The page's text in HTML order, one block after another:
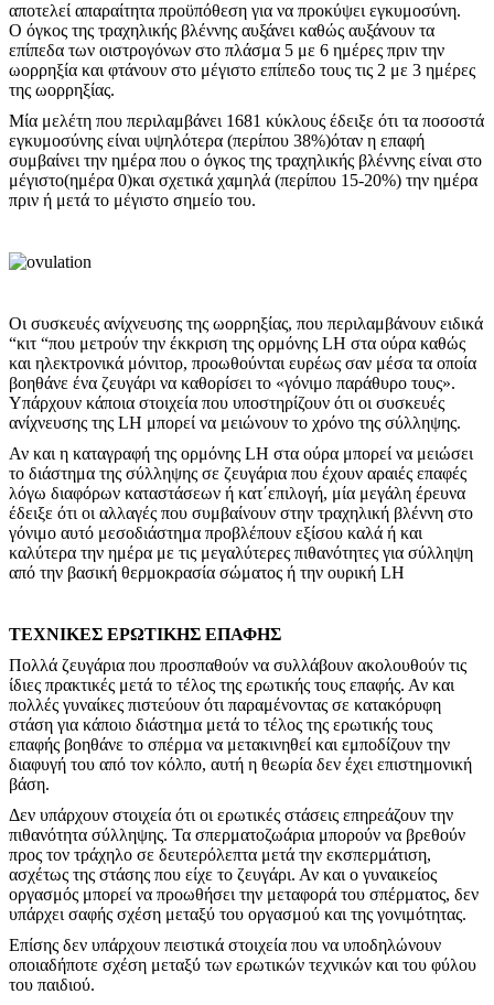
αποτελεί απαραίτητα προϋπόθεση για να προκύψει εγκυμοσύνη.
Ο όγκος της τραχηλικής βλέννης αυξάνει καθώς αυξάνουν τα
επίπεδα των οιστρογόνων στο πλάσμα 5 με 6 ημέρες πριν την
ωορρηξία και φτάνουν στο μέγιστο επίπεδο τους τις 2 με 3 ημέρες
της ωορρηξίας.
Μία μελέτη που περιλαμβάνει 1681 κύκλους έδειξε ότι τα ποσοστά
εγκυμοσύνης είναι υψηλότερα (περίπου 38%)όταν η επαφή
συμβαίνει την ημέρα που ο όγκος της τραχηλικής βλέννης είναι στο
μέγιστο(ημέρα 0)και σχετικά χαμηλά (περίπου 15-20%) την ημέρα
πριν ή μετά το μέγιστο σημείο του.
Οι συσκευές ανίχνευσης της ωορρηξίας, που περιλαμβάνουν ειδικά
“κιτ “που μετρούν την έκκριση της ορμόνης LH στα ούρα καθώς
και ηλεκτρονικά μόνιτορ, προωθούνται ευρέως σαν μέσα τα οποία
βοηθάνε ένα ζευγάρι να καθορίσει το «γόνιμο παράθυρο τους».
Υπάρχουν κάποια στοιχεία που υποστηρίζουν ότι οι συσκευές
ανίχνευσης της LH μπορεί να μειώνουν το χρόνο της σύλληψης.
Αν και η καταγραφή της ορμόνης LH στα ούρα μπορεί να μειώσει
το διάστημα της σύλληψης σε ζευγάρια που έχουν αραιές επαφές
λόγω διαφόρων καταστάσεων ή κατ΄επιλογή, μία μεγάλη έρευνα
έδειξε ότι οι αλλαγές που συμβαίνουν στην τραχηλική βλέννη στο
γόνιμο αυτό μεσοδιάστημα προβλέπουν εξίσου καλά ή και
καλύτερα την ημέρα με τις μεγαλύτερες πιθανότητες για σύλληψη
από την βασική θερμοκρασία σώματος ή την ουρική LH
ΤΕΧΝΙΚΕΣ ΕΡΩΤΙΚΗΣ ΕΠΑΦΗΣ
Πολλά ζευγάρια που προσπαθούν να συλλάβουν ακολουθούν τις
ίδιες πρακτικές μετά το τέλος της ερωτικής τους επαφής. Αν και
πολλές γυναίκες πιστεύουν ότι παραμένοντας σε κατακόρυφη
στάση για κάποιο διάστημα μετά το τέλος της ερωτικής τους
επαφής βοηθάνε το σπέρμα να μετακινηθεί και εμποδίζουν την
διαφυγή του από τον κόλπο, αυτή η θεωρία δεν έχει επιστημονική
βάση.
Δεν υπάρχουν στοιχεία ότι οι ερωτικές στάσεις επηρεάζουν την
πιθανότητα σύλληψης. Τα σπερματοζωάρια μπορούν να βρεθούν
προς τον τράχηλο σε δευτερόλεπτα μετά την εκσπερμάτιση,
ασχέτως της στάσης που είχε το ζευγάρι. Αν και ο γυναικείος
οργασμός μπορεί να προωθήσει την μεταφορά του σπέρματος, δεν
υπάρχει σαφής σχέση μεταξύ του οργασμού και της γονιμότητας.
Επίσης δεν υπάρχουν πειστικά στοιχεία που να υποδηλώνουν
οποιαδήποτε σχέση μεταξύ των ερωτικών τεχνικών και του φύλου
του παιδιού.